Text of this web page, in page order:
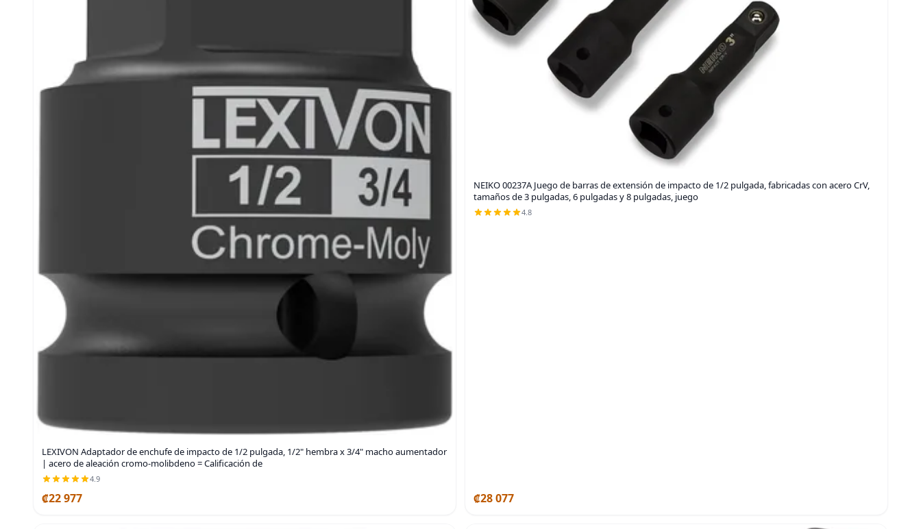
LEXIVON Adaptador de enchufe de impacto de 1/2 pulgada, 1/2" hembra x 3/4" macho aumentador
| acero de aleación cromo-molibdeno = Calificación de
4.9
₡22 977
NEIKO 00237A Juego de barras de extensión de impacto de 1/2 pulgada, fabricadas con acero CrV,
tamaños de 3 pulgadas, 6 pulgadas y 8 pulgadas, juego
4.8
₡28 077